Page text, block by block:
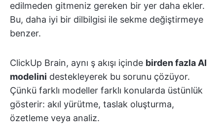
edilmeden gitmeniz gereken bir yer daha ekler.
Bu, daha iyi bir dilbilgisi ile sekme değiştirmeye
benzer.
ClickUp Brain, aynı ş akışı içinde birden fazla AI
modelini destekleyerek bu sorunu çözüyor.
Çünkü farklı modeller farklı konularda üstünlük
gösterir: akıl yürütme, taslak oluşturma,
özetleme veya analiz.